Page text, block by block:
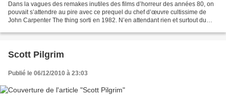
Dans la vagues des remakes inutiles des films d’horreur des années 80, on
pouvait s’attendre au pire avec ce prequel du chef d’œuvre cultissime de
John Carpenter The thing sorti en 1982. N’en attendant rien et surtout du
Scott Pilgrim
Publié le 06/12/2010 à 23:03